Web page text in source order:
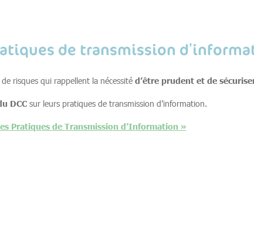
de transmission
risques qui rappellent la nécessité d’être prudent et de
DCC sur leurs pratiques de transmission d’information.
Pratiques de Transmission d’Information »